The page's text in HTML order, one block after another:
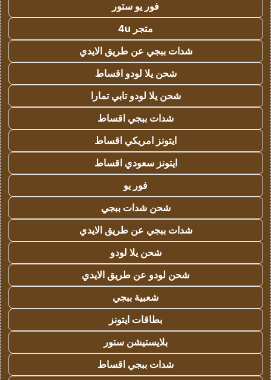
فور يو ستور
متجر 4u
شدات ببجي عن طريق الايدي
شحن يلا لودو اقساط
شحن يلا لودو تابي تمارا
شدات ببجي اقساط
ايتونز امريكي اقساط
ايتونز سعودي اقساط
فور يو
شحن شدات ببجي
شدات ببجي عن طريق الايدي
شحن يلا لودو
شحن لودو عن طريق الايدي
شعبية ببجي
بطاقات ايتونز
بلايستيشن ستور
شدات ببجي اقساط